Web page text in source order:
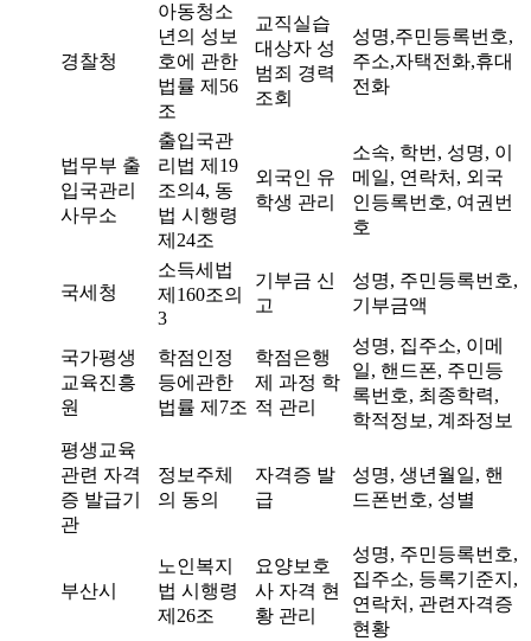
경찰청
아동청소
년의 성보
호에 관한
법률 제56
조
교직실습
대상자 성
범죄 경력
조회
성명,주민등록번호,
주소,자택전화,휴대
전화
법무부 출
입국관리
사무소
출입국관
리법 제19
조의4, 동
법 시행령
제24조
외국인 유
학생 관리
소속, 학번, 성명, 이
메일, 연락처, 외국
인등록번호, 여권번
호
국세청
소득세법
제160조의
3
기부금 신
고
성명, 주민등록번호,
기부금액
국가평생
교육진흥
원
학점인정
등에관한
법률 제7조
학점은행
제 과정 학
적 관리
성명, 집주소, 이메
일, 핸드폰, 주민등
록번호, 최종학력,
학적정보, 계좌정보
평생교육
관련 자격
증 발급기
관
정보주체
의 동의
자격증 발
급
성명, 생년월일, 핸
드폰번호, 성별
부산시
노인복지
법 시행령
제26조
요양보호
사 자격 현
황 관리
성명, 주민등록번호,
집주소, 등록기준지,
연락처, 관련자격증
현황